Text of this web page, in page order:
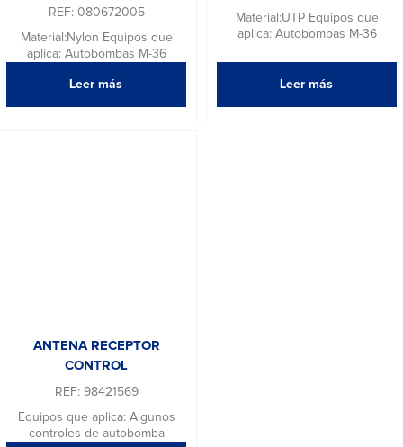
REF: 080672005
Material:Nylon Equipos que
aplica: Autobombas M-36
Leer más
Material:UTP Equipos que
aplica: Autobombas M-36
Leer más
ANTENA RECEPTOR
CONTROL
REF: 98421569
Equipos que aplica: Algunos
controles de autobomba